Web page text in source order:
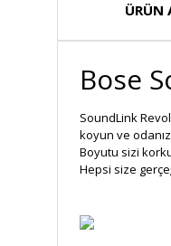
ÜRÜN
Bose
SoundLink
koyun ve
Boyutu sizi
Hepsi size